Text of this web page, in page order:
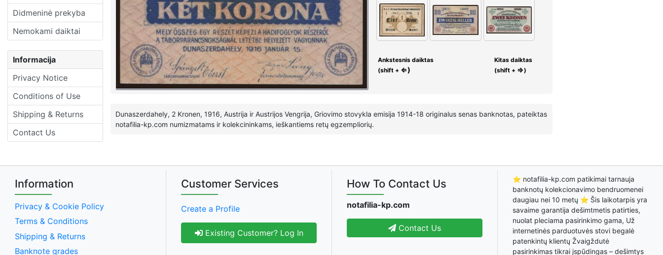
Didmeninė prekyba
Nemokami daiktai
Informacija
Privacy Notice
Conditions of Use
Shipping & Returns
Contact Us
Ankstesnis daiktas
(shift + ⇐)
Kitas daiktas
(shift + ⇒)
Dunaszerdahely, 2 Kronen, 1916, Austrija ir Austrijos Vengrija, Griovimo stovykla emisija 1914-18 originalus senas banknotas, pateiktas
notafilia-kp.com numizmatams ir kolekcininkams, ieškantiems retų egzempliorių.
Information
Privacy & Cookie Policy
Terms & Conditions
Shipping & Returns
Banknote grades
Customer Services
Create a Profile
Existing Customer? Log In
How To Contact Us
notafilia-kp.com
Contact Us
⭐ notafilia-kp.com patikimai tarnauja
banknotų kolekcionavimo bendruomenei
daugiau nei 10 metų ⭐ Šis laikotarpis yra
savaime garantija dešimtmetis patirties,
nuolat pleciama pasirinkimo gama, Už
internetinės parduotuvės stovi begalė
patenkintų klientų Žvaigždutė
pasirinkimas tikrai įspūdingas – dešimtys